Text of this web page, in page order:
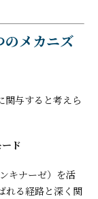
のメカニズ
関与すると考えら
ド
キナーゼ）を活
れる経路と深く関